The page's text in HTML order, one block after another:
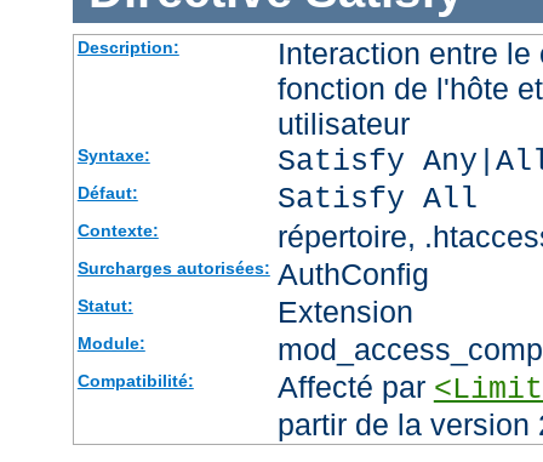
Description:
Interaction entre
fonction de l'hôte
utilisateur
Syntaxe: Satisfy
Défaut: Satisfy All
Contexte: répertoire,
Surcharges autorisées: AuthConfig
Statut: Extension
Module:
Compatibilité: Affecté par
partir de la version